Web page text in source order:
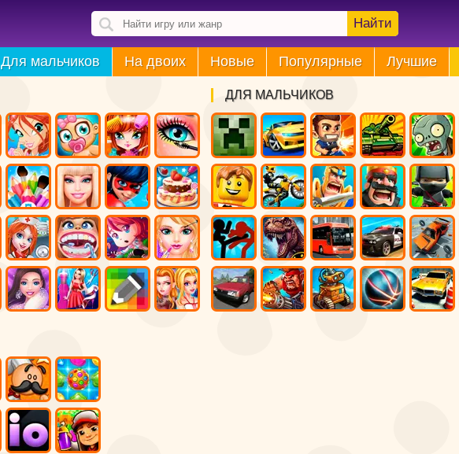
Найти
Для мальчиков На двоих Новые Популярные Лучшие
ДЛЯ МАЛЬЧИКОВ